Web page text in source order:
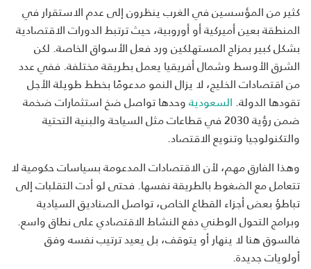
كثير من المؤسسين في الغرب ينظرون إلى عدم الاستقرار في
المنطقة بعين أميركية أو أوروبية، حيث ترتبط الدورات الاقتصادية
بشكل كبير بمزاج المستهلكين ورد فعل الأسواق الخاصة. لكن
الشرق الأوسط وشمال أفريقيا يعمل بطريقة مختلفة. ففي عدد
من اقتصادات الخليج، لا يزال النمو مدعومًا بخطط طويلة الأجل
تقودها الدولة.السعوديةوحدها تواصل ضخ استثمارات ضخمة
ضمن رؤية 2030 في قطاعات مثل السياحة والبنية التحتية
والتكنولوجيا وتنويع الاقتصاد.
وهذا الفارق مهم، لأن الاقتصادات المدعومة بسياسات حكومية لا
تتعامل مع الضغوط بالطريقة نفسها. فحتى لو أدت التقلبات إلى
تباطؤ بعض أجزاء القطاع الخاص، تواصل الصناديق السيادية
وبرامج التحول الوطني دفع النشاط الاقتصادي على نطاق واسع.
فالسوق هنا لا ينهار أو يتوقف، بل يعيد ترتيب نفسه وفق
أولويات جديدة.